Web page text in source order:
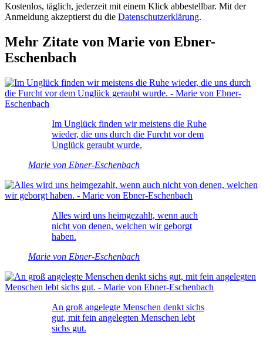
Kostenlos, täglich, jederzeit mit einem Klick abbestellbar. Mit der
Anmeldung akzeptierst du die Datenschutzerklärung.
Mehr Zitate von Marie von Ebner-
Eschenbach
Im Unglück finden wir meistens die Ruhe
wieder, die uns durch die Furcht vor dem
Unglück geraubt wurde.
Marie von Ebner-Eschenbach
Alles wird uns heimgezahlt, wenn auch
nicht von denen, welchen wir geborgt
haben.
Marie von Ebner-Eschenbach
An groß angelegte Menschen denkt sichs
gut, mit fein angelegten Menschen lebt
sichs gut.